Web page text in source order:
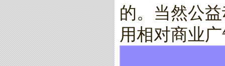
的。当然公
用相对商业